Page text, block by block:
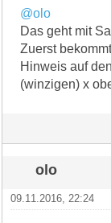
@olo
Das geht mit
Zuerst
Hinweis auf
(winzigen) x
olo
09.11.2016, 22:24